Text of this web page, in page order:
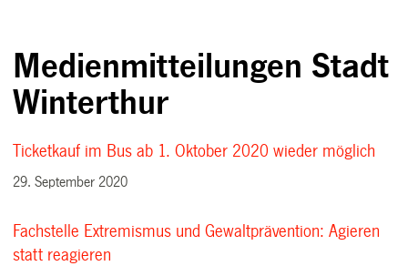
Medienmitteilungen Stadt
Winterthur
Ticketkauf im Bus ab 1. Oktober 2020 wieder möglich
29. September 2020
Fachstelle Extremismus und Gewaltprävention: Agieren
statt reagieren